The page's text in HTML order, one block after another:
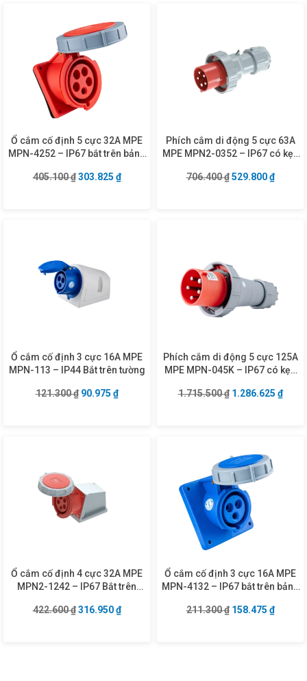
Ổ cắm cố định 5 cực 32A MPE
MPN-4252 – IP67 bắt trên bảng
405.100₫ Giá gốc là: 405.100 ₫.
303.825 ₫Giá hiện tại là: 303.825 ₫.
Phích cắm di động 5 cực 63A
MPE MPN2-0352 – IP67 có kẹp
706.400₫ Giá gốc là:
529.800₫Giá
Ổ cắm cố định 3 cực 16A MPE
MPN-113 – IP44 Bắt trên tường
121.300₫ Giá gốc là: 121.300 ₫.
90.975 ₫Giá hiện tại là: 90.975 ₫.
Phích cắm di động 5 cực 125A
MPE MPN-045K – IP67 có kẹp
1.715.500₫ Giá gốc là:
1.286.625 ₫Giá
Ổ cắm cố định 4 cực 32A MPE
MPN2-1242 – IP67 Bắt trên
422.600₫ Giá gốc là: 422.600 ₫.
316.950₫Giá hiện tại là: 316.950 ₫.
Ổ cắm cố định 3 cực 16A MPE
MPN-4132 – IP67 bắt trên bảng
211.300₫ Giá gốc là:
158.475 ₫Giá